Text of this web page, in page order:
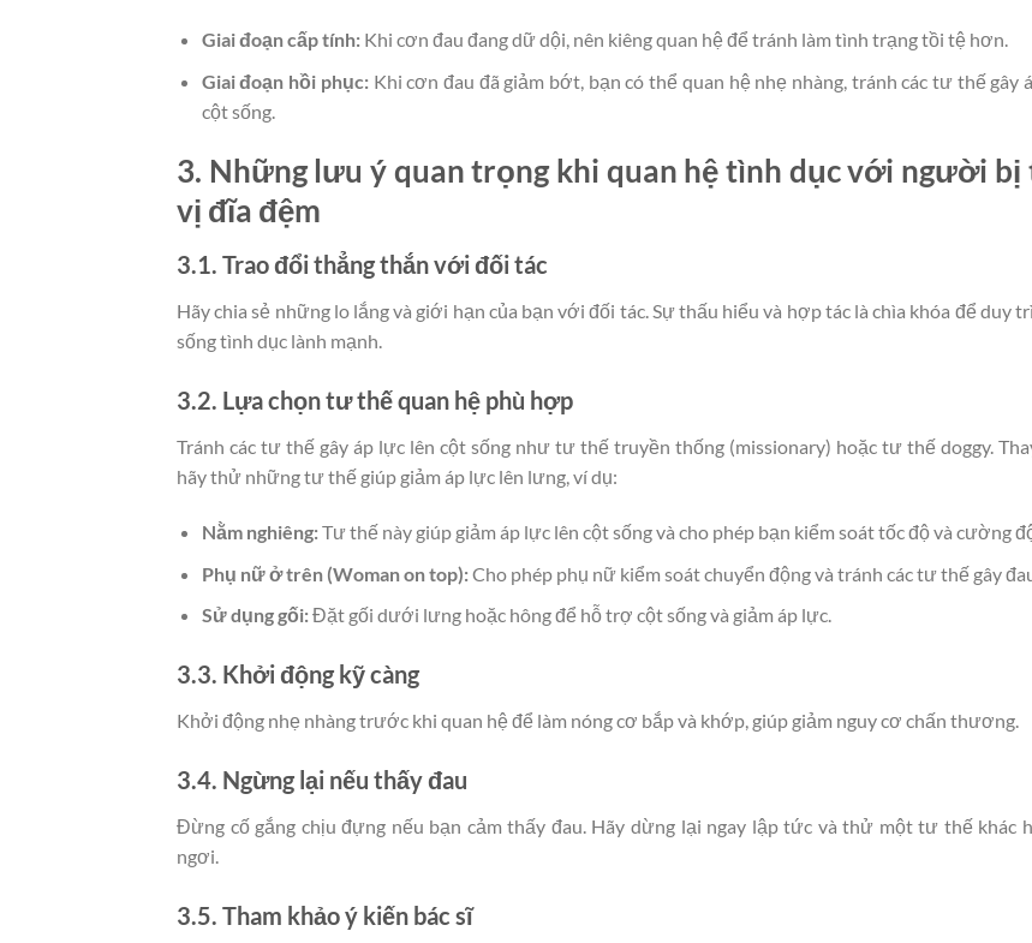
Giai đoạn cấp tính:Khi cơn đau đang dữ dội, nên kiêng quan hệ để tránh làm tình trạng tồi tệ hơn.
Giai đoạn hồi phục:Khi cơn đau đã giảm bớt, bạn có thể quan hệ nhẹ nhàng, tránh các tư thế gây
cột sống.
3. Những lưu ý quan trọng khi quan hệ tình dục với người bị
vị đĩa đệm
3.1. Trao đổi thẳng thắn với đối tác
Hãy chia sẻ những lo lắng và giới hạn của bạn với đối tác. Sự thấu hiểu và hợp tác là chìa khóa để duy
sống tình dục lành mạnh.
3.2. Lựa chọn tư thế quan hệ phù hợp
Tránh các tư thế gây áp lực lên cột sống như tư thế truyền thống (missionary) hoặc tư thế doggy.
hãy thử những tư thế giúp giảm áp lực lên lưng, ví dụ:
Nằm nghiêng:Tư thế này giúp giảm áp lực lên cột sống và cho phép bạn kiểm soát tốc độ và cường
Phụ nữ ở trên (Woman on top):Cho phép phụ nữ kiểm soát chuyển động và tránh các tư thế gây
Sử dụng gối:Đặt gối dưới lưng hoặc hông để hỗ trợ cột sống và giảm áp lực.
3.3. Khởi động kỹ càng
Khởi động nhẹ nhàng trước khi quan hệ để làm nóng cơ bắp và khớp, giúp giảm nguy cơ chấn thương.
3.4. Ngừng lại nếu thấy đau
Đừng cố gắng chịu đựng nếu bạn cảm thấy đau. Hãy dừng lại ngay lập tức và thử một tư thế khác
ngơi.
3.5. Tham khảo ý kiến bác sĩ